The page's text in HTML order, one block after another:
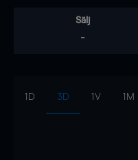
Sälj
-
1D 3D 1V 1M